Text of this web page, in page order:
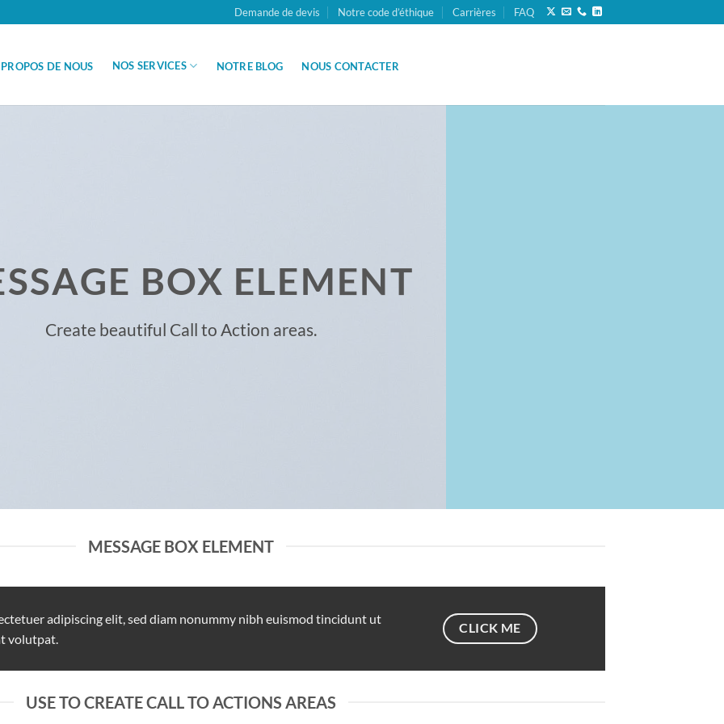
Demande de devis Notre code d’éthique Carrières FAQ
DE NOUS NOS SERVICES NOTRE BLOG NOUS CONTACTER
BOX ELEMENT
Create beautiful Call to Action areas.
MESSAGE BOX ELEMENT
adipiscing elit, sed diam nonummy nibh euismod tincidunt ut
volutpat.
CLICK ME
USE TO CREATE CALL TO ACTIONS AREAS